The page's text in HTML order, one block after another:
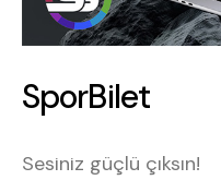
SporBilet
Sesiniz güçlü çıksın!